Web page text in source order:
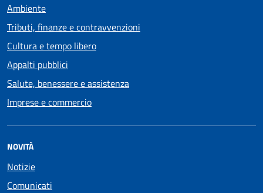
Ambiente
Tributi, finanze e contravvenzioni
Cultura e tempo libero
Appalti pubblici
Salute, benessere e assistenza
Imprese e commercio
NOVITÀ
Notizie
Comunicati